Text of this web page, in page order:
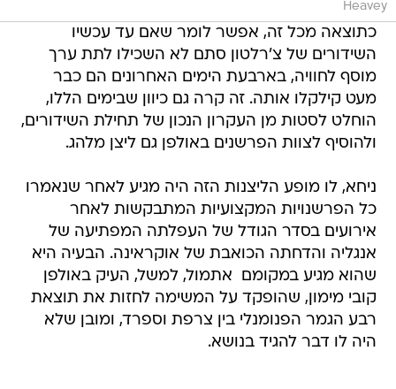
Heavey
כתוצאה מכל זה, אפשר לומר שאם עד עכשיו
השידורים של צ'רלטון סתם לא השכילו לתת ערך
מוסף לחוויה, בארבעת הימים האחרונים הם כבר
מעט קילקלו אותה. זה קרה גם כיוון שבימים הללו,
הוחלט לסטות מן העקרון הנכון של תחילת השידורים,
ולהוסיף לצוות הפרשנים באולפן גם ליצן מלהג.
ניחא, לו מופע הליצנות הזה היה מגיע לאחר שנאמרו
כל הפרשנויות המקצועיות המתבקשות לאחר
אירועים בסדר הגודל של העפלתה המפתיעה של
אנגליה והדחתה הכואבת של אוקראינה. הבעיה היא
שהוא מגיע במקומם  אתמול, למשל, העיק באולפן
קובי מימון, שהופקד על המשימה לחזות את תוצאת
רבע הגמר הפנומנלי בין צרפת וספרד, ומובן שלא
היה לו דבר להגיד בנושא.